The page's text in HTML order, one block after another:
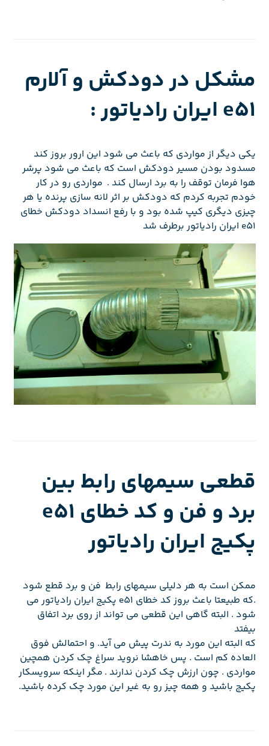
مشکل در دودکش و آلارم
e51 ایران رادیاتور :
یکی دیگر از مواردی که باعث می شود این ارور بروز کند
مسدود بودن مسیر دودکش است که باعث می شود پرشر
هوا فرمان توقف را به برد ارسال کند . مواردی رو در کار
خودم تجربه کردم که دودکش بر اثر لانه سازی پرنده یا هر
چیزی دیگری کیپ شده بود و با رفع انسداد دودکش خطای
e51 ایران رادیاتور برطرف شد
قطعی سیمهای رابط بین
برد و فن و کد خطای e51
پکیج ایران رادیاتور
ممکن است به هر دلیلی سیمهای رابط فن و برد قطع شود
.که طبیعتا باعث بروز کد خطای e51 پکیج ایران رادیاتور می
شود . البته گاهی این قطعی می تواند از روی برد اتفاق
بیفتد
که البته این مورد به ندرت پیش می آید. و احتمالش فوق
العاده کم است . پس خاهشا نروید سراغ چک کردن همچین
مواردی . چون ارزش چک کردن ندارند . مگر اینکه سرویسکار
پکیج باشید و همه چیز رو به غیر این مورد چک کرده باشید.